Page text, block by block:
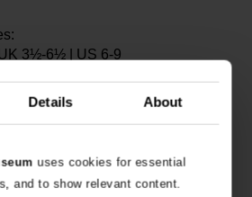
Details About
uses cookies for essential
and to show relevant content.
3½-6½ | US 6-9
añade al carrito para seleccionar